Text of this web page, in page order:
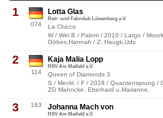
1
074
Lotta Glas
Reit- und Fahrclub Löwenberg e.V.
La Chicco
W / Wel.B / Palom / 2010 / Largo /
Göbes,Hannah / Z: Haugk,Udo
2
114
Kaja Malia Lopp
RSV Am Maifeld e.V.
Queen of Diamonds 3
S / Meckl. / F / 2018 / Quantensprung /
ZG Mahncke, Eberhard u.Marianne,
3 163 Johanna Mach von
RSV Am Maifeld e.V.